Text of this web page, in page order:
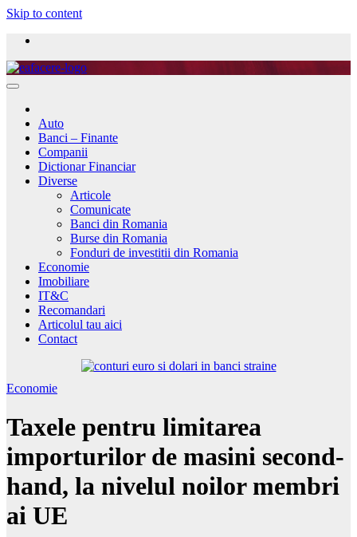
Skip to content
Auto
Banci – Finante
Companii
Dictionar Financiar
Diverse
Articole
Comunicate
Banci din Romania
Burse din Romania
Fonduri de investitii din Romania
Economie
Imobiliare
IT&C
Recomandari
Articolul tau aici
Contact
Economie
Taxele pentru limitarea
importurilor de masini second-
hand, la nivelul noilor membri
ai UE